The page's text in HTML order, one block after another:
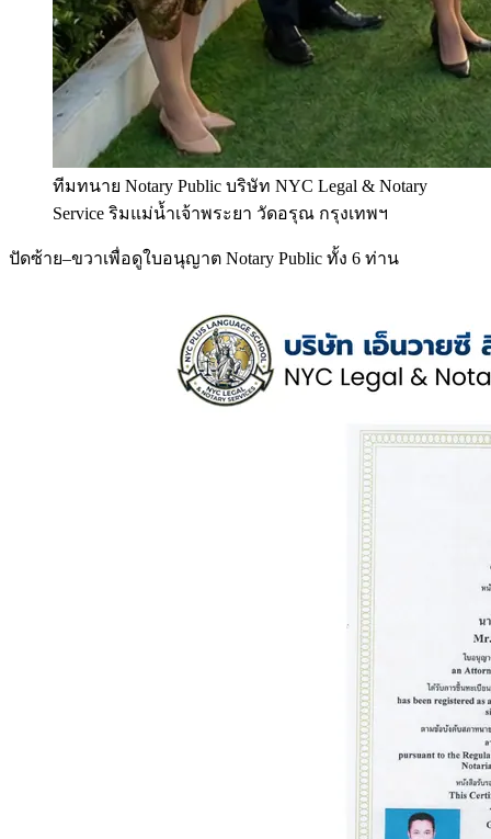
ทีมทนาย Notary Public บริษัท NYC Legal & Notary
Service ริมแม่น้ำเจ้าพระยา วัดอรุณ กรุงเทพฯ
ปัดซ้าย–ขวาเพื่อดูใบอนุญาต Notary Public ทั้ง 6 ท่าน